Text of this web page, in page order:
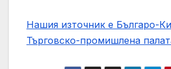
Нашия източник е Българо-
Търговско-промишлена